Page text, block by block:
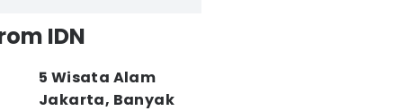
IDN
5 Wisata Alam
Jakarta, Banyak